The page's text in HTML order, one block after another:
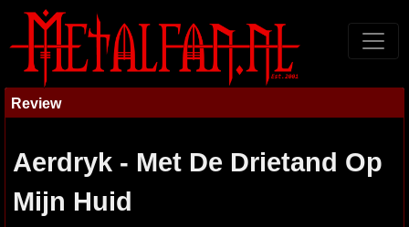
Review
Aerdryk - Met De Drietand Op
Mijn Huid